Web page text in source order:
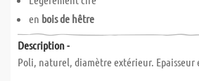
en bois de hêtre
Description -
Poli, naturel, diamètre extérieur. Epaisseur